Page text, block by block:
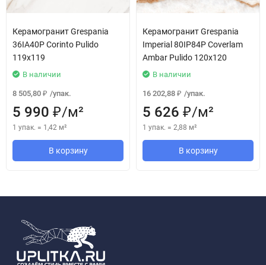
Керамогранит Grespania
36IA40P Corinto Pulido
119x119
В наличии
8 505,80 ₽ /упак.
5 990 ₽/м²
1 упак. = 1,42 м²
В корзину
Керамогранит Grespania
Imperial 80IP84P Coverlam
Ambar Pulido 120x120
В наличии
16 202,88 ₽ /упак.
5 626 ₽/м²
1 упак. = 2,88 м²
В корзину